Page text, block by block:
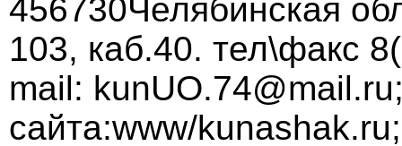
456730Челябинская
103, каб.40. тел\факс
mail:
сайта:www/